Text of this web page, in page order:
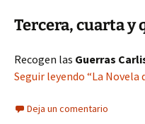
Tercera, cuarta y
Recogen las Guerras
Seguir leyendo “La Novela
Deja un comentario